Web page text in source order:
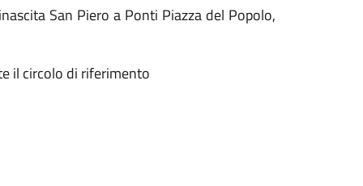
San Piero a Ponti Piazza del Popolo,
il circolo di riferimento